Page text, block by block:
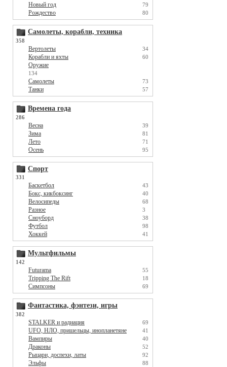
Новый год 79
Рождество 80
Самолеты, корабли, техника
358
Вертолеты 34
Корабли и яхты 60
Оружие
134
Самолеты 73
Танки 57
Времена года
286
Весна 39
Зима 81
Лето 71
Осень 95
Спорт
331
Баскетбол 43
Бокс, кикбоксинг 40
Велосипеды 68
Разное 3
Сноуборд 38
Футбол 98
Хоккей 41
Мультфильмы
142
Futurama 55
Tripping The Rift 18
Симпсоны 69
Фантастика, фэнтези, игры
382
STALKER и радиация 69
UFO, НЛО, пришельцы, инопланетяне 41
Вампиры 40
Драконы 52
Рыцари, доспехи, латы 92
Эльфы 88